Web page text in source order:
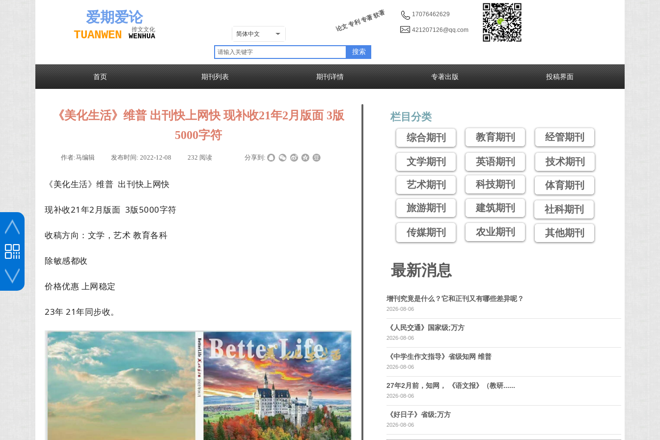
爱期爱论
TUANWEN WENHUA
17076462629
421207126@qq.com
抟文文化
简体中文
论文 专利 专著 软著
搜索
首页 期刊列表 期刊详情 专著出版 投稿界面
文学期刊
栏目分类
综合期刊
艺术期刊
旅游期刊
传媒期刊
教育期刊
英语期刊
科技期刊
建筑期刊
农业期刊
经管期刊
技术期刊
体育期刊
社科期刊
其他期刊
《美化生活》维普 出刊快上网快 现补收21年2月版面 3版
5000字符
作者:马编辑 发布时间: 2022-12-08 232 阅读 分享到:
《美化生活》维普 出刊快上网快
现补收21年2月版面 3版5000字符
收稿方向：文学，艺术 教育各科
除敏感都收
价格优惠 上网稳定
23年 21年同步收。
最新消息
增刊究竟是什么？它和正刊又有哪些差异呢？
2026-08-06
《人民交通》国家级;万方
2026-08-06
《中学生作文指导》省级知网 维普
2026-08-06
27年2月前，知网， 《语文报》（教研......
2026-08-06
《好日子》省级;万方
2026-08-06
关注公众号